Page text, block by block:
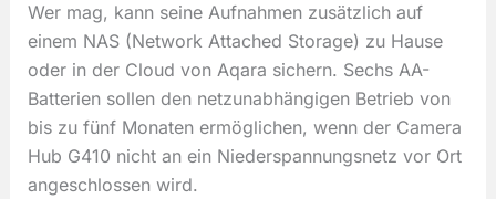
Wer mag, kann seine Aufnahmen zusätzlich auf
einem NAS (Network Attached Storage) zu Hause
oder in der Cloud von Aqara sichern. Sechs AA-
Batterien sollen den netzunabhängigen Betrieb von
bis zu fünf Monaten ermöglichen, wenn der Camera
Hub G410 nicht an ein Niederspannungsnetz vor Ort
angeschlossen wird.